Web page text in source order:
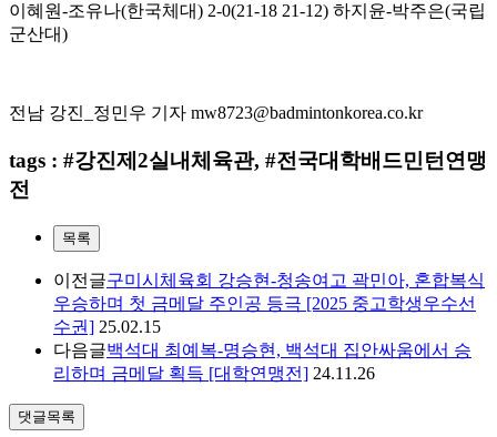
이혜원-조유나(한국체대) 2-0(21-18 21-12) 하지윤-박주은(국립
군산대)
전남 강진 정민우 기자 mw8723@badmintonkorea.co.kr
tags : #강진제2실내체육관, #전국대학배드민턴연맹
전
목록
이전글구미시체육회 강승현-청송여고 곽민아, 혼합복식
우승하며 첫 금메달 주인공 등극 [2025 중고학생우수선
수권] 25.02.15
다음글백석대 최예복-명승현, 백석대 집안싸움에서 승
리하며 금메달 획득 [대학연맹전] 24.11.26
댓글목록